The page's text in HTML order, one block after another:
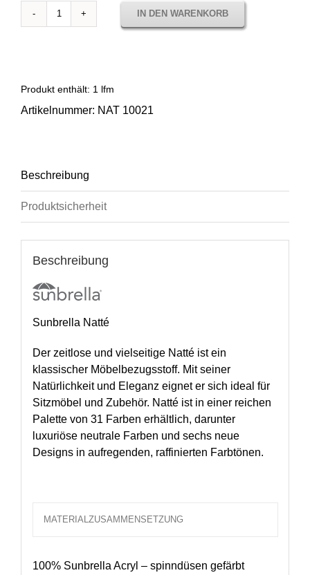
Sunbrella
10021
IN DEN WARENKORB
Produkt enthält: 1 lfm
Artikelnummer: NAT 10021
Beschreibung
Produktsicherheit
Beschreibung
Sunbrella Natté
Der zeitlose und vielseitige Natté ist ein
klassischer Möbelbezugsstoff. Mit seiner
Natürlichkeit und Eleganz eignet er sich ideal für
Sitzmöbel und Zubehör. Natté ist in einer reichen
Palette von 31 Farben erhältlich, darunter
luxuriöse neutrale Farben und sechs neue
Designs in aufregenden, raffinierten Farbtönen.
MATERIALZUSAMMENSETZUNG
100% Sunbrella Acryl – spinndüsen gefärbt